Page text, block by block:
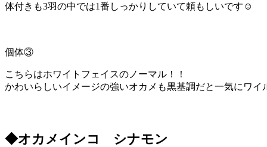
体付きも3羽の中では1番しっかりしていて頼もしいです☺️
個体③
こちらはホワイトフェイスのノーマル！！
かわいらしいイメージの強いオカメも黒基調だと一気にワイ
◆オカメインコ シナモン